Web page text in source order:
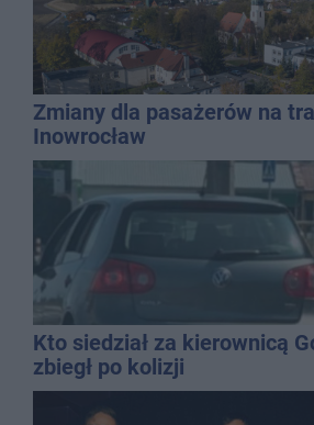
Zmiany dla pasażerów na
Inowrocław
Kto siedział za kierownicą
zbiegł po kolizji